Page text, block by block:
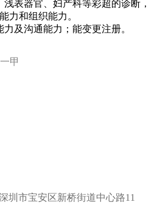
表器官、妇产科等彩超的诊断，
力和组织能力。
及沟通能力；能变更注册。
一甲
圳市宝安区新桥街道中心路11